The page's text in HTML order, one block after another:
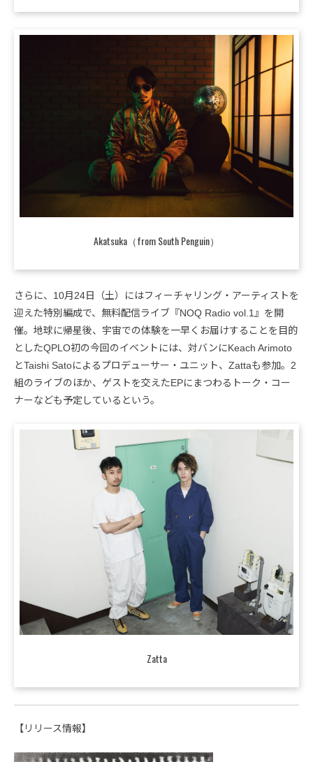
Akatsuka（from South Penguin）
さらに、10月24日（土）にはフィーチャリング・アーティストを
迎えた特別編成で、無料配信ライブ『NOQ Radio vol.1』を開
催。地球に帰星後、宇宙での体験を一早くお届けすることを目的
としたQPLO初の今回のイベントには、対バンにKeach Arimoto
とTaishi Satoによるプロデューサー・ユニット、Zattaも参加。2
組のライブのほか、ゲストを交えたEPにまつわるトーク・コー
ナーなども予定しているという。
Zatta
【リリース情報】